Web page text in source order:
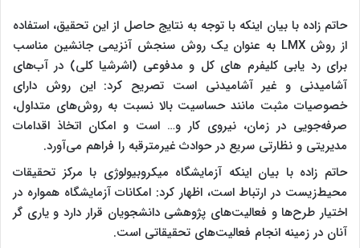
حاتم زاده با بیان اینکه با توجه به نتایج حاصل از این تحقیق، استفاده
از روش LMX به عنوان یک روش سنجش آنزیمی جانشین مناسب
برای رد یابی کلیفرم های کل و مدفوعی (اشرشیا کلی) در آب‌های
آشامیدنی و غیر آشامیدنی است تصریح کرد: این روش دارای
خصوصیات مثبت مانند حساسیت بالا نسبت به روش‌های متداول،
صرفه‌جویی در زمان، نیروی کار و… است و امکان اتخاذ اقدامات
مدیریتی و نظارتی سریع در حوادث غیرمترقبه را فراهم می‌آورد.
حاتم زاده با بیان اینکه آزمایشگاه میکروبیولوژی با مرکز تحقیقات
محیط‌زیست در ارتباط است، اظهار کرد: امکانات آزمایشگاه همواره در
اختیار طرح‌ها و فعالیت‌های پژوهشی دانشجویان قرار دارد و یاری گر
آنان در زمینه انجام فعالیت‌های تحقیقاتی است.